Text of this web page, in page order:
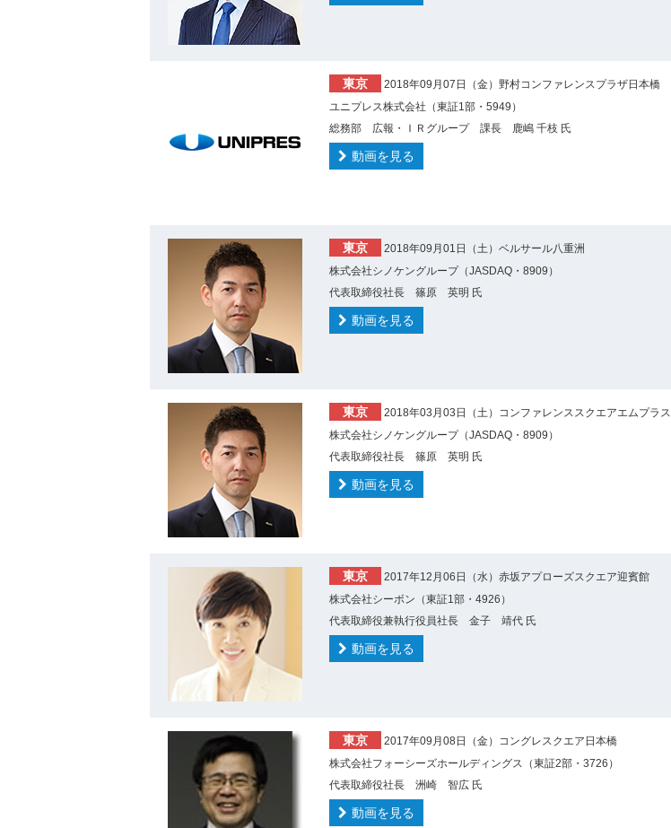
東京
2018年09月07日（金）野村コンファレンスプラザ日本橋
ユニプレス株式会社（東証1部・5949）
総務部 広報・ＩＲグループ 課長 鹿嶋 千枝 氏
動画を見る
東京
2018年09月01日（土）ベルサール八重洲
株式会社シノケングループ（JASDAQ・8909）
代表取締役社長 篠原 英明 氏
動画を見る
東京
2018年03月03日（土）コンファレンススクエアエムプラス
株式会社シノケングループ（JASDAQ・8909）
代表取締役社長 篠原 英明 氏
動画を見る
東京
2017年12月06日（水）赤坂アプローズスクエア迎賓館
株式会社シーボン（東証1部・4926）
代表取締役兼執行役員社長 金子 靖代 氏
動画を見る
東京
2017年09月08日（金）コングレスクエア日本橋
株式会社フォーシーズホールディングス（東証2部・3726）
代表取締役社長 洲崎 智広 氏
動画を見る